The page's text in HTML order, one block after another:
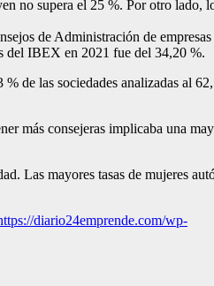
no supera el 25 %. Por otro lado,
de Administración de
del IBEX en 2021 fue del 34,20 %.
de las sociedades analizadas al
más consejeras implicaba una
Las mayores tasas de mujeres
diario24emprende.com/wp-